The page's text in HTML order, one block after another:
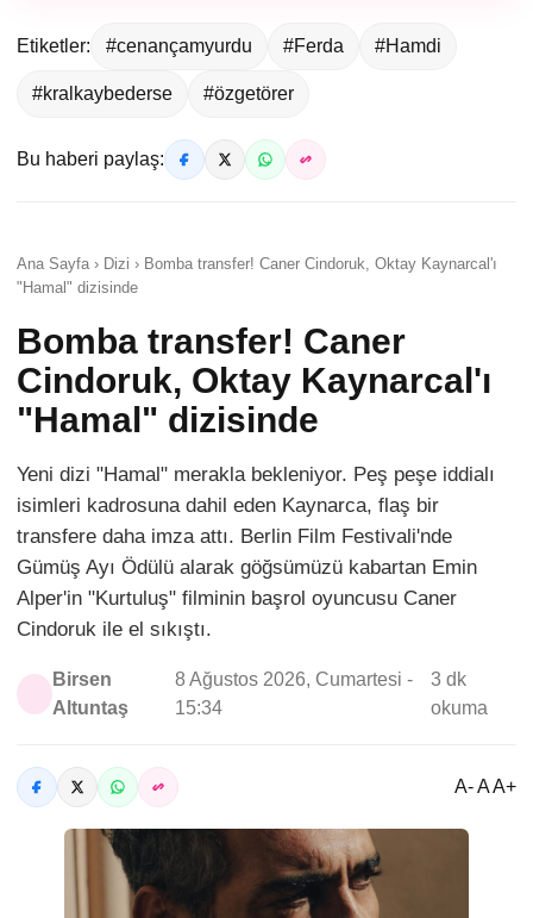
Etiketler: #cenançamyurdu #Ferda #Hamdi
#kralkaybederse #özgetörer
Bu haberi paylaş:
Ana Sayfa › Dizi › Bomba transfer! Caner Cindoruk, Oktay Kaynarcal'ı
"Hamal" dizisinde
Bomba transfer! Caner
Cindoruk, Oktay Kaynarcal'ı
"Hamal" dizisinde
Yeni dizi "Hamal" merakla bekleniyor. Peş peşe iddialı
isimleri kadrosuna dahil eden Kaynarca, flaş bir
transfere daha imza attı. Berlin Film Festivali'nde
Gümüş Ayı Ödülü alarak göğsümüzü kabartan Emin
Alper'in "Kurtuluş" filminin başrol oyuncusu Caner
Cindoruk ile el sıkıştı.
Birsen
Altuntaş
8 Ağustos 2026, Cumartesi -
15:34
3 dk
okuma
A- A A+